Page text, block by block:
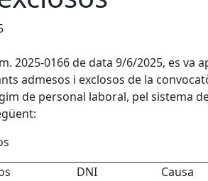
2025-0166 de data 9/6/2025, es va
admesos i exclosos de la
de personal laboral, pel sistema
DNI
Causa